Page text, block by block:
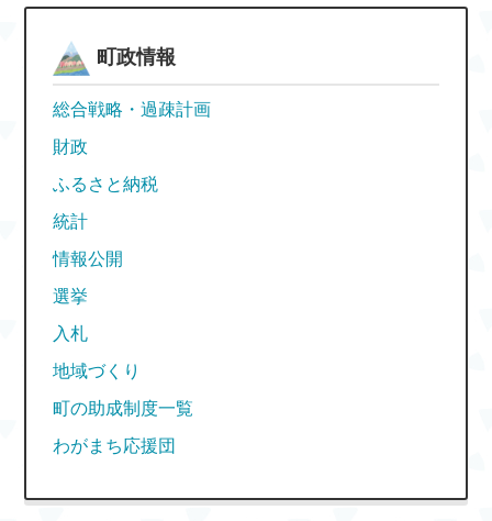
町政情報
総合戦略・過疎計画
財政
ふるさと納税
統計
情報公開
選挙
入札
地域づくり
町の助成制度一覧
わがまち応援団